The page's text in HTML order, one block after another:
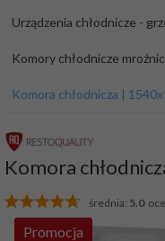
Urządzenia chłodnicze -
Komory chłodnicze
Komora chłodnicza |
Komora
średnia: 5.0
Promocja